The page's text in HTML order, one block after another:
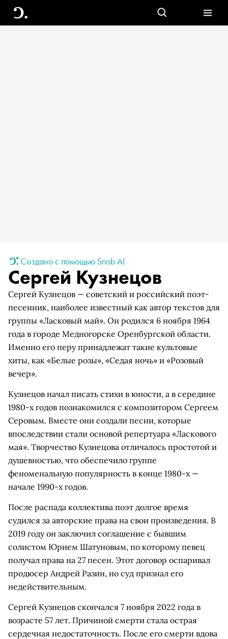
Создано с помощью Snob AI
Сергей Кузнецов
Сергей Кузнецов — советский и российский поэт-
песенник, наиболее известный как автор текстов для
группы «Ласковый май». Он родился 6 ноября 1964
года в городе Медногорске Оренбургской области.
Именно его перу принадлежат такие культовые
хиты, как «Белые розы», «Седая ночь» и «Розовый
вечер».
Кузнецов начал писать стихи в юности, а в середине
1980-х годов познакомился с композитором Сергеем
Серовым. Вместе они создали песни, которые
впоследствии стали основой репертуара «Ласкового
мая». Творчество Кузнецова отличалось простотой и
душевностью, что обеспечило группе
феноменальную популярность в конце 1980-х —
начале 1990-х годов.
После распада коллектива поэт долгое время
судился за авторские права на свои произведения. В
2019 году он заключил соглашение с бывшим
солистом Юрием Шатуновым, по которому певец
получал права на 27 песен. Этот договор оспаривал
продюсер Андрей Разин, но суд признал его
недействительным.
Сергей Кузнецов скончался 7 ноября 2022 года в
возрасте 57 лет. Причиной смерти стала острая
сердечная недостаточность. После его смерти вдова